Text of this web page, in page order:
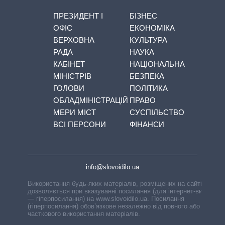
ПРЕЗИДЕНТ І
ОФІС
ВЕРХОВНА
РАДА
КАБІНЕТ
МІНІСТРІВ
ГОЛОВИ
ОБЛАДМІНІСТРАЦІЙ
МЕРИ МІСТ
ВСІ ПЕРСОНИ
БІЗНЕС
ЕКОНОМІКА
КУЛЬТУРА
НАУКА
НАЦІОНАЛЬНА
БЕЗПЕКА
ПОЛІТИКА
ПРАВО
СУСПІЛЬСТВО
ФІНАНСИ
info@slovoidilo.ua
Використання будь-яких матеріалів, розміщених на сайті,
дозволяється при вказуванні посилання (для інтернет-видань
— гіперпосилання) на www.slovoidilo.ua. Посилання
(гіперпосилання) обов’язкове незалежно від повного або
часткового використання матеріалів.